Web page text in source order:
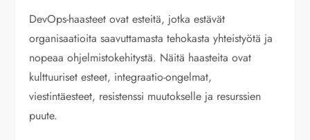
DevOps-haasteet ovat esteitä, jotka estävät
organisaatioita saavuttamasta tehokasta yhteistyötä ja
nopeaa ohjelmistokehitystä. Näitä haasteita ovat
kulttuuriset esteet, integraatio-ongelmat,
viestintäesteet, resistenssi muutokselle ja resurssien
puute.